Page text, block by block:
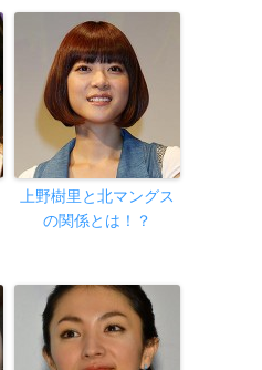
上野樹里と北マングス
の関係とは！？